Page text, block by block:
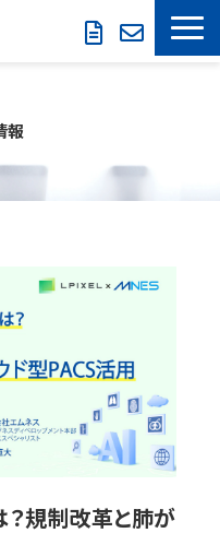
ス
報
規制改革と肺が